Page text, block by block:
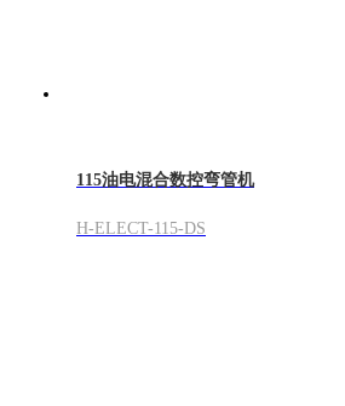
115油电混合数控弯管机
H-ELECT-115-DS